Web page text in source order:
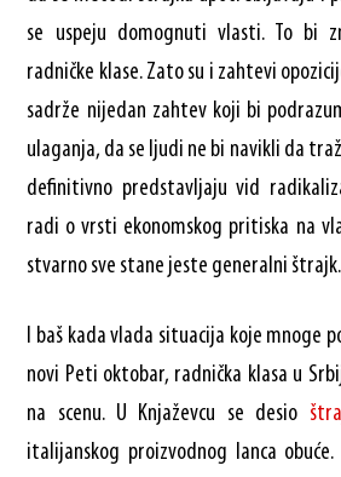
se uspeju domognuti vlasti. To bi
radničke klase. Zato su i zahtevi
sadrže nijedan zahtev koji bi
ulaganja, da se ljudi ne bi navikli da
definitivno predstavljaju vid
radi o vrsti ekonomskog pritiska na
stvarno sve stane jeste generalni štrajk.
I baš kada vlada situacija koje mnoge
novi Peti oktobar, radnička klasa u
na scenu. U Knjaževcu se desio
italijanskog proizvodnog lanca